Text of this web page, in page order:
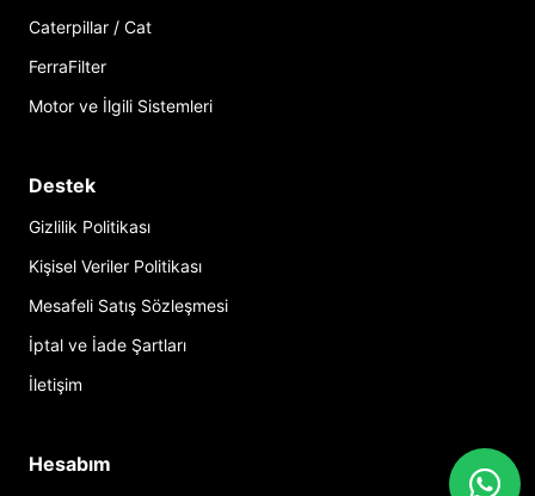
Caterpillar / Cat
FerraFilter
Motor ve İlgili Sistemleri
Destek
Gizlilik Politikası
Kişisel Veriler Politikası
Mesafeli Satış Sözleşmesi
İptal ve İade Şartları
İletişim
Hesabım